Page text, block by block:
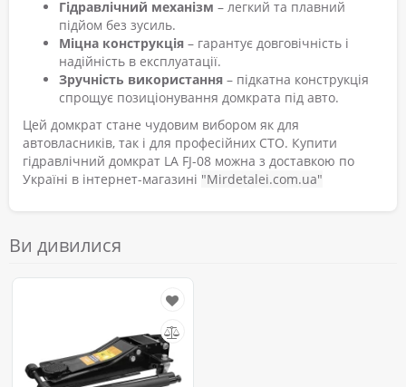
Гідравлічний механізм – легкий та плавний
підйом без зусиль.
Міцна конструкція – гарантує довговічність і
надійність в експлуатації.
Зручність використання – підкатна конструкція
спрощує позиціонування домкрата під авто.
Цей домкрат стане чудовим вибором як для
автовласників, так і для професійних СТО. Купити
гідравлічний домкрат LA FJ-08 можна з доставкою по
Україні в інтернет-магазині "Mirdetalei.com.ua"
Ви дивилися